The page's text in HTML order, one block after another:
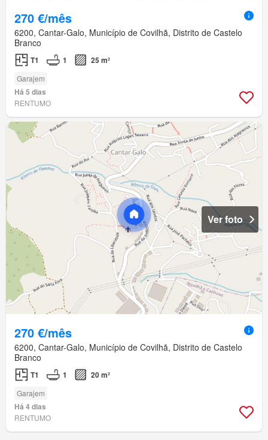
270 €/mês
6200, Cantar-Galo, Município de Covilhã, Distrito de Castelo
Branco
T1 1 25 m²
Garajem
Há 5 dias
RENTUMO
Ver foto
270 €/mês
6200, Cantar-Galo, Município de Covilhã, Distrito de Castelo
Branco
T1 1 20 m²
Garajem
Há 4 dias
RENTUMO